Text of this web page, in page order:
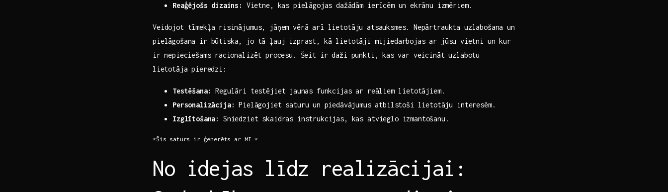
Reaģējošs⁣ dizains:
Vietne, kas pielāgojas dažādām ierīcēm un ⁤ekrānu​ izmēriem.
Veidojot tīmekļa ⁢risinājumus, jāņem vērā‍ arī lietotāju atsauksmes.⁣ Nepārtraukta uzlabošana ⁢un
pielāgošana ir būtiska, jo⁣ tā ļauj izprast, kā lietotāji mijiedarbojas ⁤ar jūsu ⁤vietni un kur
ir⁣ nepieciešams⁤ racionalizēt procesu. Šeit ir daži punkti, kas⁣ var veicināt uzlabotu
⁣lietotāja pieredzi: ​
Testēšana: Regulāri testējiet ⁢jaunas funkcijas ar reāliem ⁣lietotājiem.
Personalizācija: Pielāgojiet saturu un⁤ piedāvājumus⁢ atbilstoši lietotāju interesēm.
Izglītošana:
​Sniedziet skaidras​ instrukcijas, kas atvieglo izmantošanu.
*Šis saturs ir ģenerēts ar MI.*
No idejas⁢ līdz realizācijai: